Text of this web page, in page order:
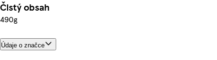
Čistý obsah
490g
Údaje o značce